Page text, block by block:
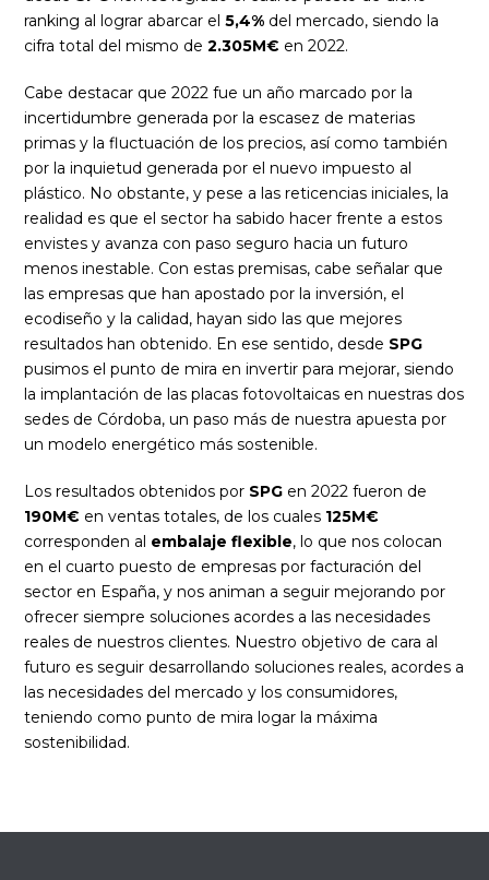
ranking al lograr abarcar el5,4% del mercado, siendo la
cifra total del mismo de2.305M€ en 2022.
Cabe destacar que 2022 fue un año marcado por la
incertidumbre generada por la escasez de materias
primas y la fluctuación de los precios, así como también
por la inquietud generada por el nuevo impuesto al
plástico. No obstante, y pese a las reticencias iniciales, la
realidad es que el sector ha sabido hacer frente a estos
envistes y avanza con paso seguro hacia un futuro
menos inestable. Con estas premisas, cabe señalar que
las empresas que han apostado por la inversión, el
ecodiseño y la calidad, hayan sido las que mejores
resultados han obtenido. En ese sentido, desde SPG
pusimos el punto de mira en invertir para mejorar, siendo
la implantación de las placas fotovoltaicas en nuestras dos
sedes de Córdoba, un paso más de nuestra apuesta por
un modelo energético más sostenible.
Los resultados obtenidos por SPG en 2022 fueron de
190M€ en ventas totales, de los cuales 125M€
corresponden al embalaje flexible, lo que nos colocan
en el cuarto puesto de empresas por facturación del
sector en España, y nos animan a seguir mejorando por
ofrecer siempre soluciones acordes a las necesidades
reales de nuestros clientes. Nuestro objetivo de cara al
futuro es seguir desarrollando soluciones reales, acordes a
las necesidades del mercado y los consumidores,
teniendo como punto de mira logar la máxima
sostenibilidad.